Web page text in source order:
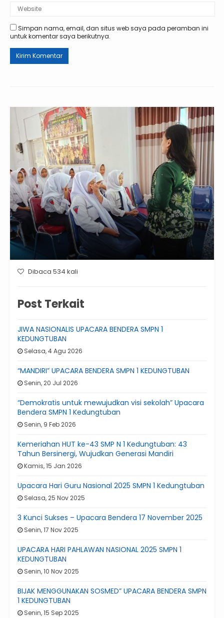
Simpan nama, email, dan situs web saya pada peramban ini
untuk komentar saya berikutnya.
Dibaca 534 kali
Post Terkait
JIWA NASIONALIS UPACARA BENDERA SMPN 1
KEDUNGTUBAN
Selasa, 4 Agu 2026
“MANDIRI” UPACARA BENDERA SMPN 1 KEDUNGTUBAN
Senin, 20 Jul 2026
“Demokratis untuk mewujudkan visi sekolah” Upacara
Bendera SMPN 1 Kedungtuban
Senin, 9 Feb 2026
Kemeriahan HUT ke-43 SMP N 1 Kedungtuban: 43
Tahun Bersinergi, Wujudkan Generasi Mandiri
Kamis, 15 Jan 2026
Upacara Hari Guru Nasional 2025 SMPN 1 Kedungtuban
Selasa, 25 Nov 2025
3 Kunci Sukses – Upacara Bendera 17 November 2025
Senin, 17 Nov 2025
UPACARA HARI PAHLAWAN NASIONAL 2025 SMPN 1
KEDUNGTUBAN
Senin, 10 Nov 2025
BIJAK MENGGUNAKAN SOSMED” UPACARA BENDERA SMPN
1 KEDUNGTUBAN
Senin, 15 Sep 2025